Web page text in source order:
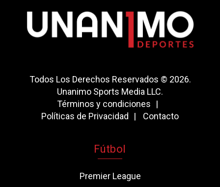
Todos Los Derechos Reservados © 2026.
Unanimo Sports Media LLC.
Términos y condiciones
Políticas de Privacidad
Contacto
Fútbol
Premier League